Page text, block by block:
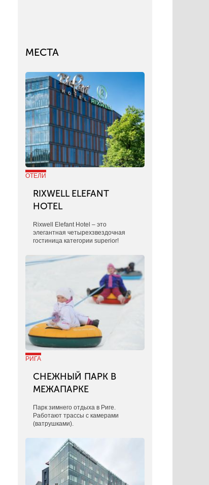
МЕСТА
ОТЕЛИ
RIXWELL ELEFANT
HOTEL
Rixwell Elefant Hotel ‒ это
элегантная четырехзвездочная
гостиница категории superior!
РИГА
СНЕЖНЫЙ ПАРК В
МЕЖАПАРКЕ
Парк зимнего отдыха в Риге.
Работают трассы с камерами
(ватрушками).